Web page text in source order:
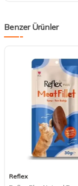
Benzer Ürünler
Reflex